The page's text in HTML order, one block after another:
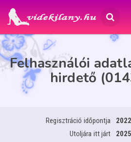
Felhasználói
hirdető
Regisztráció időpontja
Utoljára itt járt